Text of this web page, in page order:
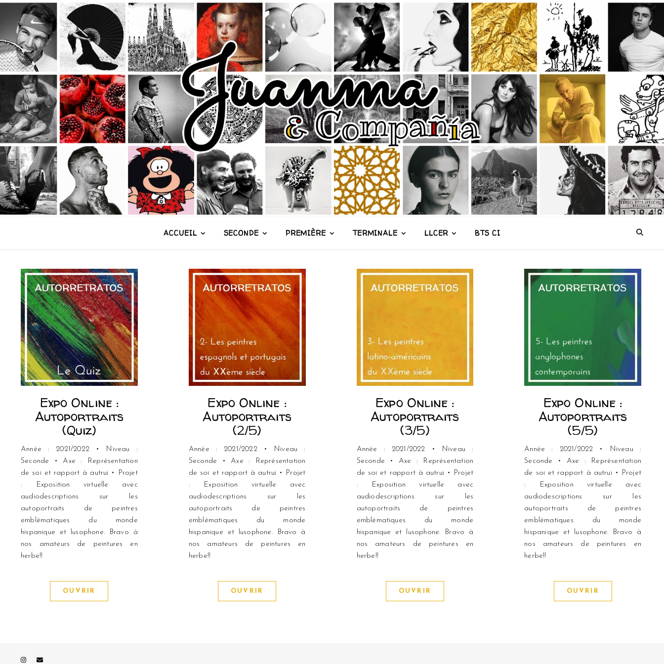
ACCUEIL SECONDE PREMIÈRE TERMINALE LLCER BTS CI
Expo Online :
Autoportraits
(Quiz)
Année : 2021/2022 • Niveau :
Seconde • Axe : Représentation
de soi et rapport à autrui • Projet
: Exposition virtuelle avec
audiodescriptions sur les
autoportraits de peintres
emblématiques du monde
hispanique et lusophone. Bravo à
nos amateurs de peintures en
herbe!!
OUVRIR
Expo Online :
Autoportraits
(2/5)
Année : 2021/2022 • Niveau :
Seconde • Axe : Représentation
de soi et rapport à autrui • Projet
: Exposition virtuelle avec
audiodescriptions sur les
autoportraits de peintres
emblématiques du monde
hispanique et lusophone. Bravo à
nos amateurs de peintures en
herbe!!
OUVRIR
Expo Online :
Autoportraits
(3/5)
Année : 2021/2022 • Niveau :
Seconde • Axe : Représentation
de soi et rapport à autrui • Projet
: Exposition virtuelle avec
audiodescriptions sur les
autoportraits de peintres
emblématiques du monde
hispanique et lusophone. Bravo à
nos amateurs de peintures en
herbe!!
OUVRIR
Expo Online :
Autoportraits
(5/5)
Année : 2021/2022 • Niveau :
Seconde • Axe : Représentation
de soi et rapport à autrui • Projet
: Exposition virtuelle avec
audiodescriptions sur les
autoportraits de peintres
emblématiques du monde
hispanique et lusophone. Bravo à
nos amateurs de peintures en
herbe!!
OUVRIR